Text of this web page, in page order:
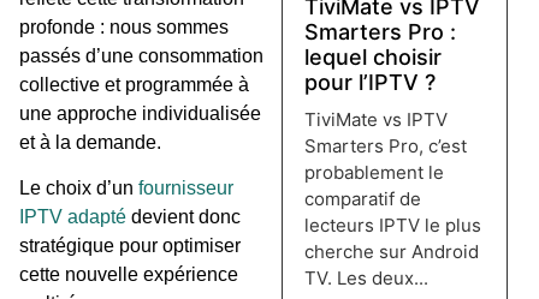
profonde : nous sommes
passés d’une consommation
collective et programmée à
une approche individualisée
et à la demande.
Le choix d’un fournisseur
IPTV adapté devient donc
stratégique pour optimiser
cette nouvelle expérience
TiviMate vs IPTV
Smarters Pro :
lequel choisir
pour l’IPTV ?
TiviMate vs IPTV
Smarters Pro, c’est
probablement le
comparatif de
lecteurs IPTV le plus
cherche sur Android
TV. Les deux...